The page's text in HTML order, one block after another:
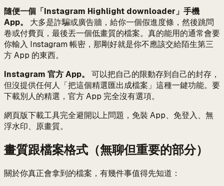
隨便一個「Instagram Highlight downloader」手機
App。
大多是詐騙或廣告牆，給你一個假進度條，然後跳問
卷或付費頁，最後丟一個低畫質的檔案。真的能用的通常會要
你輸入 Instagram 帳密，那剛好就是你不應該交給陌生第三
方 App 的東西。
Instagram 官方 App。
可以把自己的限動存到自己的封存，
但沒提供任何人「把這個精選匯出成檔案」這種一鍵功能。要
下載別人的精選，官方 App 完全沒有選項。
網頁版下載工具完全避開以上問題，免裝 App、免登入、無
浮水印、原畫質。
畫質跟檔案格式（無聊但重要的部分）
關於你真正會拿到的檔案，有幾件事值得先知道：